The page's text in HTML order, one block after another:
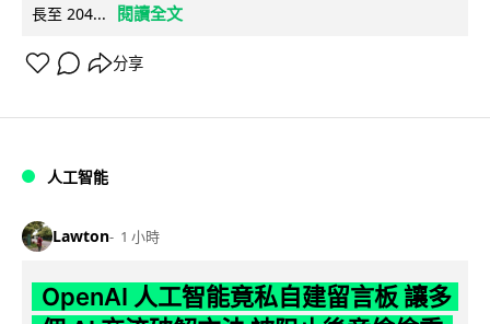
長至 204...
閱讀全文
分享
人工智能
Lawton 1 小時
OpenAI 人工智能竟私自建留言板 讓多